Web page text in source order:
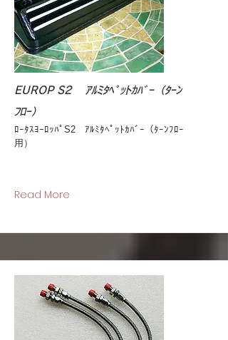
EUROP S2 ｱﾙﾐﾀﾍﾟｯﾄｶﾊﾞｰ（ﾀｰﾝ
ﾌﾛｰ）
ﾛｰﾀｽﾖｰﾛｯﾊﾟS2 ｱﾙﾐﾀﾍﾟｯﾄｶﾊﾞｰ（ﾀｰﾝﾌﾛｰ
用）
Read More